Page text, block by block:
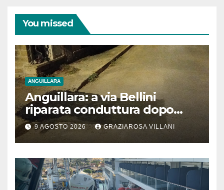
You missed
ANGUILLARA
Anguillara: a via Bellini
riparata conduttura dopo
segnalazione IdD
9 AGOSTO 2026 GRAZIAROSA VILLANI